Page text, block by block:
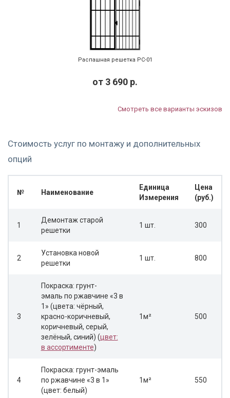
Распашная решетка РС-01
от 3 690 р.
Смотреть все варианты эскизов
Стоимость услуг по монтажу и дополнительных
опций
№ Наименование
Единица
Измерения
Цена
(руб.)
1
Демонтаж старой
решетки
1 шт. 300
2
Установка новой
решетки
1 шт. 800
3
Покраска: грунт-
эмаль по ржавчине «3 в
1» (цвета: чёрный,
красно-коричневый,
коричневый, серый,
зелёный, синий) (цвет:
в ассортименте)
1м² 500
4
Покраска: грунт-эмаль
по ржавчине «3 в 1»
(цвет: белый)
1м² 550